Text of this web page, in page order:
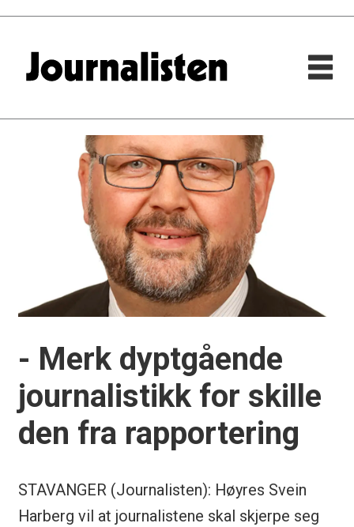
- Merk dyptgående
journalistikk for skille
den fra rapportering
STAVANGER (Journalisten): Høyres Svein
Harberg vil at journalistene skal skjerpe seg